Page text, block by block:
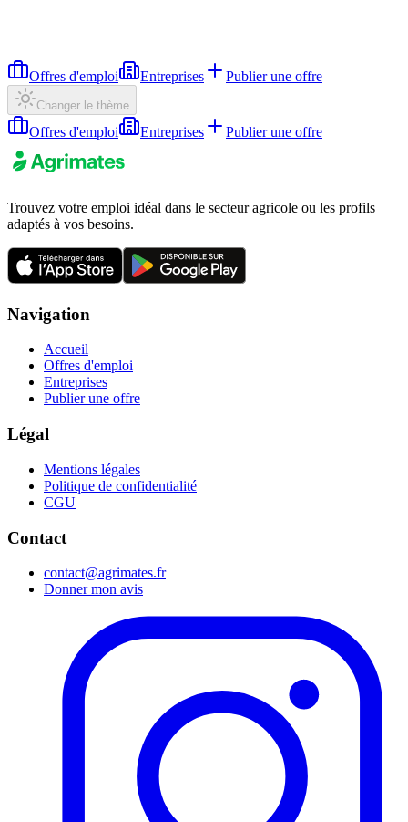
Offres d'emploi Entreprises Publier une offre
Changer le thème
Offres d'emploi Entreprises Publier une offre
Trouvez votre emploi idéal dans le secteur agricole ou les profils
adaptés à vos besoins.
Navigation
Accueil
Offres d'emploi
Entreprises
Publier une offre
Légal
Mentions légales
Politique de confidentialité
CGU
Contact
contact@agrimates.fr
Donner mon avis